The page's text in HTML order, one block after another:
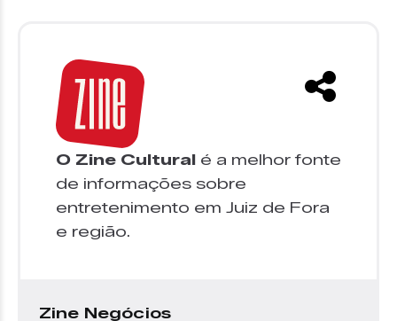
O Zine Cultural é a melhor fonte
de informações sobre
entretenimento em Juiz de Fora
e região.
Zine Negócios